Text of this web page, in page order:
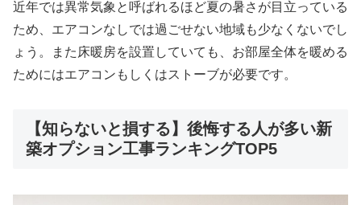
近年では異常気象と呼ばれるほど夏の暑さが目立っている
ため、エアコンなしでは過ごせない地域も少なくないでし
ょう。また床暖房を設置していても、お部屋全体を暖める
ためにはエアコンもしくはストーブが必要です。
【知らないと損する】後悔する人が多い新
築オプション工事ランキングTOP5